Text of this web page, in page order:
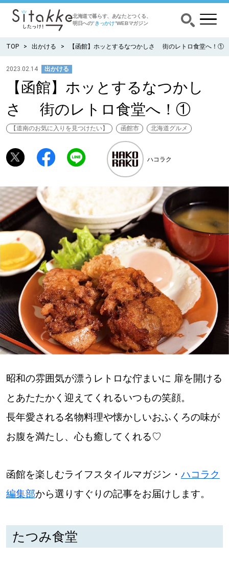
北海道で暮らす、あなたとつくる、
明日への”きっかけ”WEBマガジン
CATEGORY カテゴリー
食べる
みがく
育む
深める
ゆるむ
SitakkeTV
LOCAL ローカルエリア
札幌
道北
道東
KEYWORD キーワード
TOP 出かける 【函館】ホッとするなつかしさ 街のレトロ食堂へ！①
2023.02.14 出かける
【函館】ホッとするなつかし
さ 街のレトロ食堂へ！①
【道南のお気に入りを見つけたい】 函館市 北海道グルメ
ハコラク
昭和の雰囲気が漂うレトロな佇まいに 扉を開ける
とあたたかく迎えてくれるいつもの笑顔。
長年愛される名物料理や懐かしいおふくろの味が
お腹を満たし、心も癒してくれる♡
函館を楽しむライフスタイルマガジン・ ハコラク
編集部から選りすぐりの記事をお届けします。
たつみ食堂